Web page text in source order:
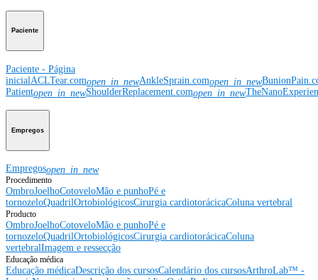
Paciente
Paciente - Página
inicialACLTear.comopen_in_newAnkleSprain.comopen_in_new
Patientopen_in_newShoulderReplacement.comopen_in_new
Empregos
Empregosopen_in_new
Procedimento
OmbroJoelhoCotoveloMão e punhoPé e
tornozeloQuadrilOrtobiológicosCirurgia cardiotorácicaColuna vertebral
Producto
OmbroJoelhoCotoveloMão e punhoPé e
tornozeloQuadrilOrtobiológicosCirurgia cardiotorácicaColuna
vertebralImagem e ressecção
Educação médica
Educação médicaDescrição dos cursosCalendário dos cursosArthroLab™ -